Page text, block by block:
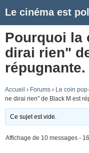
Le cinéma est
Pourquoi la
dirai rien"
répugnante.
Accueil › Forums › Le coin
ne dirai rien" de Black M est
Ce sujet est vide.
Affichage de 10 messages -